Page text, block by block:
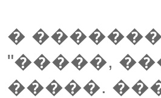
�
"�����,
�����.